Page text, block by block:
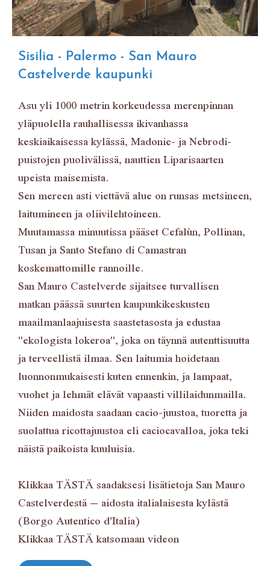
Sisilia - Palermo - San Mauro
Castelverde kaupunki
Asu yli 1000 metrin korkeudessa merenpinnan
yläpuolella rauhallisessa ikivanhassa
keskiaikaisessa kylässä, Madonie- ja Nebrodi-
puistojen puolivälissä, nauttien Liparisaarten
upeista maisemista.
Sen mereen asti viettävä alue on runsas metsineen,
laitumineen ja oliivilehtoineen.
Muutamassa minuutissa pääset Cefalùn, Pollinan,
Tusan ja Santo Stefano di Camastran
koskemattomille rannoille.
San Mauro Castelverde sijaitsee turvallisen
matkan päässä suurten kaupunkikeskusten
maailmanlaajuisesta saastetasosta ja edustaa
"ekologista lokeroa", joka on täynnä autenttisuutta
ja terveellistä ilmaa. Sen laitumia hoidetaan
luonnonmukaisesti kuten ennenkin, ja lampaat,
vuohet ja lehmät elävät vapaasti villilaidunmailla.
Niiden maidosta saadaan cacio-juustoa, tuoretta ja
suolattua ricottajuustoa eli caciocavalloa, joka teki
näistä paikoista kuuluisia.
KlikkaaTÄSTÄsaadaksesi lisätietoja San Mauro
Castelverdestä – aidosta italialaisesta kylästä
(Borgo Autentico d'Italia)
KlikkaaTÄSTÄkatsomaan videon